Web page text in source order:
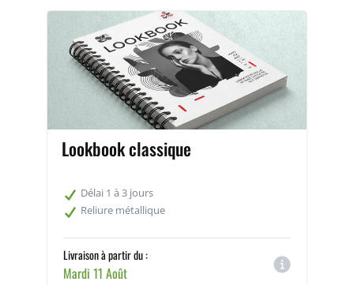
Lookbook classique
Délai 1 à 3 jours
Reliure métallique
Livraison à partir du :
Mardi 11 Août